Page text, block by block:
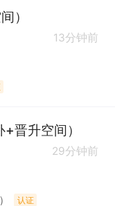
）
13分钟前
晋升空间）
29分钟前
认证